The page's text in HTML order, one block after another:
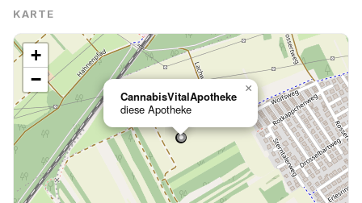
KARTE
CannabisVitalApotheke
diese Apotheke
×
+
−